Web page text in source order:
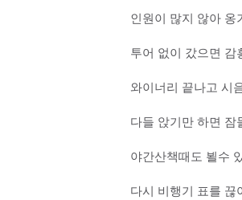
인원이 많지 않아 옹
투어 없이 갔으면
와이너리 끝나고 시
다들 앉기만 하면 잠
야간산책때도 뵐수
다시 비행기 표를